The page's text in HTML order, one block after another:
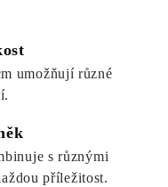
umožňují různé
s různými
příležitost.